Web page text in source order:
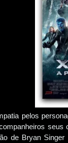
pelos
de Bryan